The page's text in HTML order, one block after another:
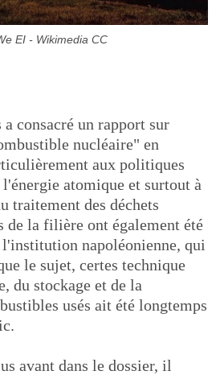
EI - Wikimedia CC
consacré un rapport sur
nucléaire" en
aux politiques
atomique et surtout à
traitement des déchets
de la filière ont également été
l'institution napoléonienne, qui
le sujet, certes technique
du stockage et de la
usés ait été longtemps
avant dans le dossier, il